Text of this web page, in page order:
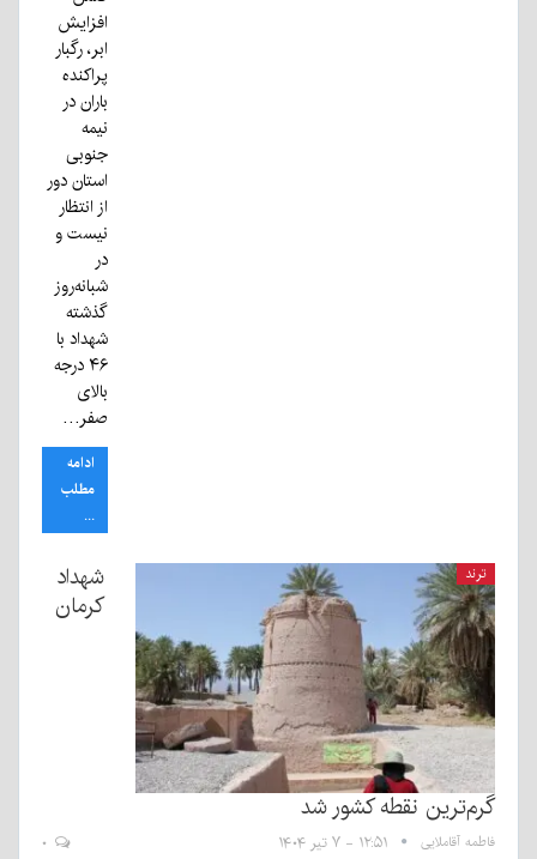
افزایش
ابر، رگبار
پراکنده
باران در
نیمه
جنوبی
استان دور
از انتظار
نیست و
در
شبانه‌روز
گذشته
شهداد با
۴۶ درجه
بالای
صفر…
ادامه
مطلب
...
ترند
شهداد
کرمان
گرم‌ترین نقطه کشور شد
فاطمه آقاملایی ۱۲:۵۱ - ۷ تیر ۱۴۰۴